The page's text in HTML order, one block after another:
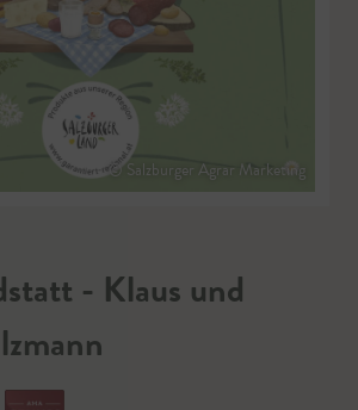
© Salzburger Agrar Marketing
- Klaus und